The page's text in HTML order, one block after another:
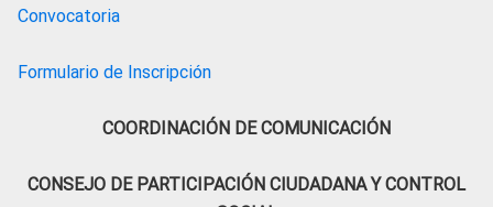
Convocatoria
Formulario de Inscripción
COORDINACIÓN DE COMUNICACIÓN
CONSEJO DE PARTICIPACIÓN CIUDADANA Y CONTROL